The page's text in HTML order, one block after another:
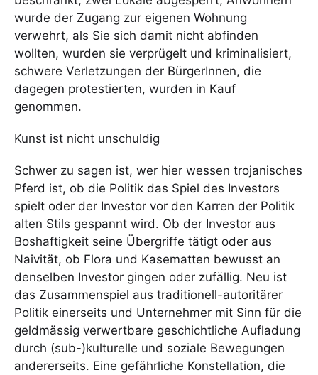
wurde der Zugang zur eigenen Wohnung
verwehrt, als Sie sich damit nicht abfinden
wollten, wurden sie verprügelt und kriminalisiert,
schwere Verletzungen der BürgerInnen, die
dagegen protestierten, wurden in Kauf
genommen.
Kunst ist nicht unschuldig
Schwer zu sagen ist, wer hier wessen trojanisches
Pferd ist, ob die Politik das Spiel des Investors
spielt oder der Investor vor den Karren der Politik
alten Stils gespannt wird. Ob der Investor aus
Boshaftigkeit seine Übergriffe tätigt oder aus
Naivität, ob Flora und Kasematten bewusst an
denselben Investor gingen oder zufällig. Neu ist
das Zusammenspiel aus traditionell-autoritärer
Politik einerseits und Unternehmer mit Sinn für die
geldmässig verwertbare geschichtliche Aufladung
durch (sub-)kulturelle und soziale Bewegungen
andererseits. Eine gefährliche Konstellation, die